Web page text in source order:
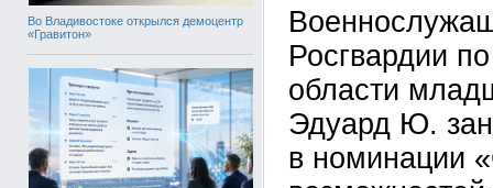
Во Владивостоке открылся демоцентр
«Гравитон»
Росгвардии
области
Эдуард Ю.
в номинации